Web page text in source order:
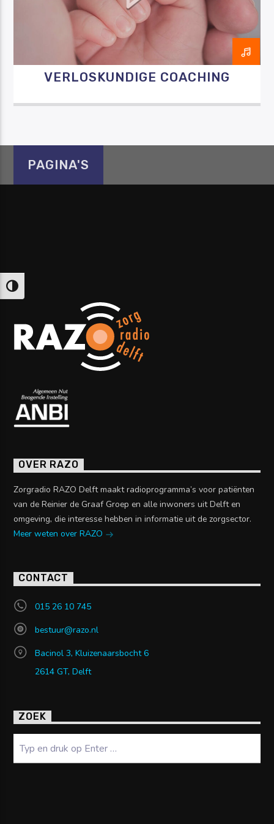
Keuze voor hoog contrast
Luister RAZO online
VERLOSKUNDIGE COACHING
PAGINA'S
OVER RAZO
Zorgradio RAZO Delft maakt radioprogramma’s voor patiënten
van de Reinier de Graaf Groep en alle inwoners uit Delft en
omgeving, die interesse hebben in informatie uit de zorgsector.
Meer weten over RAZO
CONTACT
015 26 10 745
bestuur@razo.nl
Bacinol 3, Kluizenaarsbocht 6
2614 GT, Delft
ZOEK